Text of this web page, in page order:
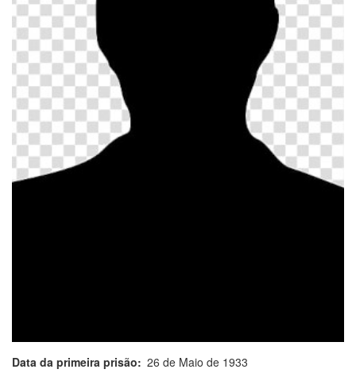
Data da primeira prisão
26 de Maio de 1933